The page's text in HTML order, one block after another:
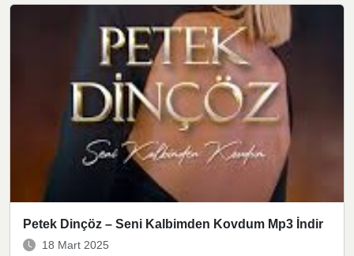
Petek Dinçöz – Seni Kalbimden Kovdum Mp3 İndir
18 Mart 2025